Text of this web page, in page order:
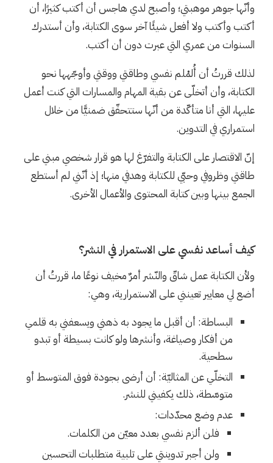
وأنّها جوهر موهبتي؛ وأصبح لدي هاجس أن أكتب كثيرًا، أن
أكتب وأكتب ولا أفعل شيئًا آخر سوى الكتابة، وأن أستدرك
السنوات من عمري التي عبرت دون أن أكتب.
لذلك قررتُ أن أُلمْلم نفسي وطاقتي ووقتي وأوجّهها نحو
الكتابة، وأن أتخلّى عن بقية المهام والمسارات التي كنت أعمل
عليها، التي أنا متأكّدة من أنّها ستتحقّق ضمنيًّا من خلال
استمراري في التدوين.
إنّ الاقتصار على الكتابة والتفرّغ لها هو قرار شخصي مبني على
طاقتي وظروفي وحبّي للكتابة وهدفي منها؛ إذ أنّني لم أستطع
الجمع بينها وبين كتابة المحتوى والأعمال الأخرى.
كيف أساعد نفسي على الاستمرار في النشر؟
ولأن الكتابة عمل شاقّ والنّشر أمرٌ مخيف نوعًا ما، قررتُ أن
أضع لي معايير تعينني على الاستمرارية، وهي:
البساطة: أن أقبل ما يجود به ذهني ويسعفني به قلمي
من أفكار وصياغة، وأنشرها ولو كانت بسيطة أو تبدو
سطحية.
التخلّي عن المثاليّة: أن أرضى بجودة فوق المتوسط أو
متوسّطة، ذلك يكفيني للنشر.
عدم وضع محدّدات:
فلن ألزم نفسي بعدد معيّن من الكلمات.
ولن أجبر تدوينتي على تلبية متطلبات التحسين